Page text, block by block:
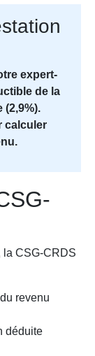
expert-
de la
(2,9%).
calculer
la CSG-CRDS
revenu
déduite